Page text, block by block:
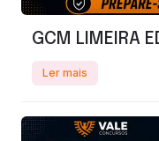
GCM LIMEIRA
Ler mais